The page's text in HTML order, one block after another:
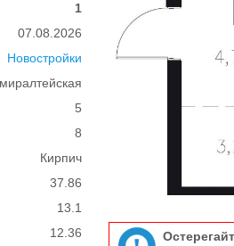
1
07.08.2026
Новостройки
5
8
Кирпич
37.86
13.1
12.36